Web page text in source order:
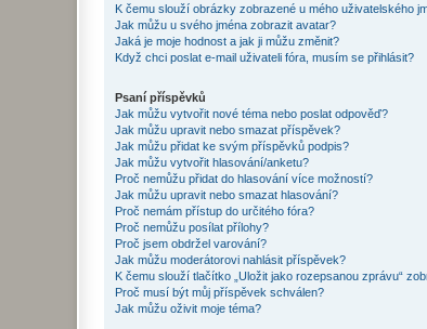
K čemu slouží obrázky zobrazené u mého uživatelského
Jak můžu u svého jména zobrazit avatar?
Jaká je moje hodnost a jak ji můžu změnit?
Když chci poslat e-mail uživateli fóra, musím se přihlásit?
Psaní příspěvků
Jak můžu vytvořit nové téma nebo poslat odpověď?
Jak můžu upravit nebo smazat příspěvek?
Jak můžu přidat ke svým příspěvků podpis?
Jak můžu vytvořit hlasování/anketu?
Proč nemůžu přidat do hlasování více možností?
Jak můžu upravit nebo smazat hlasování?
Proč nemám přístup do určitého fóra?
Proč nemůžu posílat přílohy?
Proč jsem obdržel varování?
Jak můžu moderátorovi nahlásit příspěvek?
K čemu slouží tlačítko „Uložit jako rozepsanou zprávu“
Proč musí být můj příspěvek schválen?
Jak můžu oživit moje téma?